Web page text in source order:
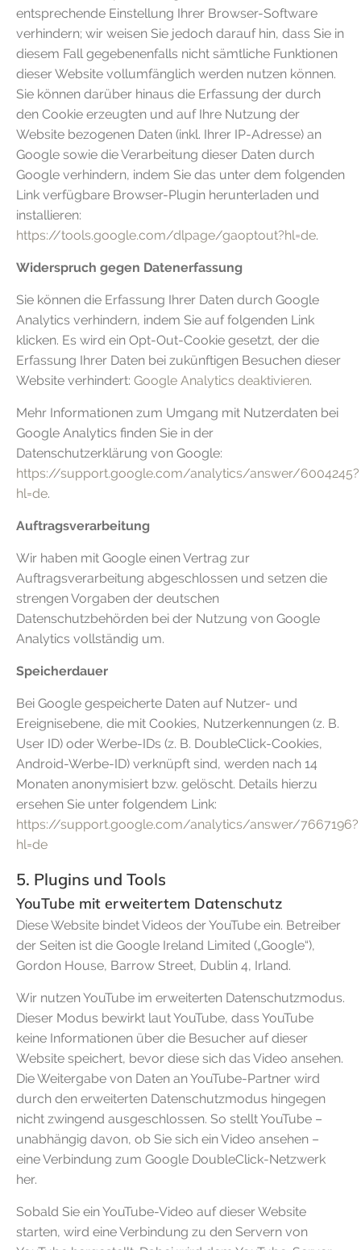
entsprechende Einstellung Ihrer Browser-Software
verhindern; wir weisen Sie jedoch darauf hin, dass Sie in
diesem Fall gegebenenfalls nicht sämtliche Funktionen
dieser Website vollumfänglich werden nutzen können.
Sie können darüber hinaus die Erfassung der durch
den Cookie erzeugten und auf Ihre Nutzung der
Website bezogenen Daten (inkl. Ihrer IP-Adresse) an
Google sowie die Verarbeitung dieser Daten durch
Google verhindern, indem Sie das unter dem folgenden
Link verfügbare Browser-Plugin herunterladen und
installieren:
https://tools.google.com/dlpage/gaoptout?hl=de.
Widerspruch gegen Datenerfassung
Sie können die Erfassung Ihrer Daten durch Google
Analytics verhindern, indem Sie auf folgenden Link
klicken. Es wird ein Opt-Out-Cookie gesetzt, der die
Erfassung Ihrer Daten bei zukünftigen Besuchen dieser
Website verhindert: Google Analytics deaktivieren.
Mehr Informationen zum Umgang mit Nutzerdaten bei
Google Analytics finden Sie in der
Datenschutzerklärung von Google:
https://support.google.com/analytics/answer/6004245?
hl=de.
Auftragsverarbeitung
Wir haben mit Google einen Vertrag zur
Auftragsverarbeitung abgeschlossen und setzen die
strengen Vorgaben der deutschen
Datenschutzbehörden bei der Nutzung von Google
Analytics vollständig um.
Speicherdauer
Bei Google gespeicherte Daten auf Nutzer- und
Ereignisebene, die mit Cookies, Nutzerkennungen (z. B.
User ID) oder Werbe-IDs (z. B. DoubleClick-Cookies,
Android-Werbe-ID) verknüpft sind, werden nach 14
Monaten anonymisiert bzw. gelöscht. Details hierzu
ersehen Sie unter folgendem Link:
https://support.google.com/analytics/answer/7667196?
hl=de
5. Plugins und Tools
YouTube mit erweitertem Datenschutz
Diese Website bindet Videos der YouTube ein. Betreiber
der Seiten ist die Google Ireland Limited („Google“),
Gordon House, Barrow Street, Dublin 4, Irland.
Wir nutzen YouTube im erweiterten Datenschutzmodus.
Dieser Modus bewirkt laut YouTube, dass YouTube
keine Informationen über die Besucher auf dieser
Website speichert, bevor diese sich das Video ansehen.
Die Weitergabe von Daten an YouTube-Partner wird
durch den erweiterten Datenschutzmodus hingegen
nicht zwingend ausgeschlossen. So stellt YouTube –
unabhängig davon, ob Sie sich ein Video ansehen –
eine Verbindung zum Google DoubleClick-Netzwerk
her.
Sobald Sie ein YouTube-Video auf dieser Website
starten, wird eine Verbindung zu den Servern von